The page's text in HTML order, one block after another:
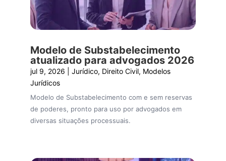
Modelo de Substabelecimento
atualizado para advogados 2026
jul 9, 2026 Jurídico, Direito Civil, Modelos
Jurídicos
Modelo de Substabelecimento com e sem reservas
de poderes, pronto para uso por advogados em
diversas situações processuais.